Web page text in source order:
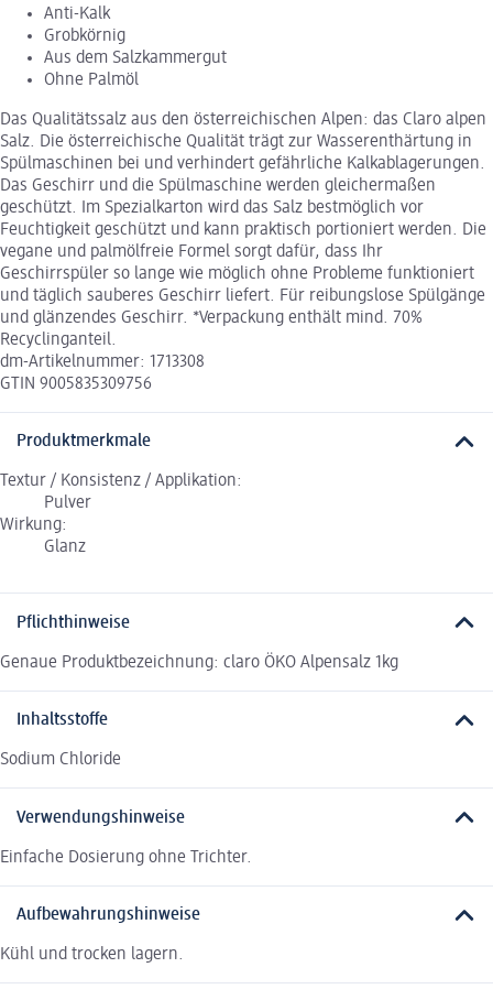
Anti-Kalk
Grobkörnig
Aus dem Salzkammergut
Ohne Palmöl
Das Qualitätssalz aus den österreichischen Alpen: das Claro alpen
Salz. Die österreichische Qualität trägt zur Wasserenthärtung in
Spülmaschinen bei und verhindert gefährliche Kalkablagerungen.
Das Geschirr und die Spülmaschine werden gleichermaßen
geschützt. Im Spezialkarton wird das Salz bestmöglich vor
Feuchtigkeit geschützt und kann praktisch portioniert werden. Die
vegane und palmölfreie Formel sorgt dafür, dass Ihr
Geschirrspüler so lange wie möglich ohne Probleme funktioniert
und täglich sauberes Geschirr liefert. Für reibungslose Spülgänge
und glänzendes Geschirr. *Verpackung enthält mind. 70%
Recyclinganteil.
dm-Artikelnummer: 1713308
GTIN 9005835309756
Produktmerkmale
Textur / Konsistenz / Applikation:
Pulver
Wirkung:
Glanz
Pflichthinweise
Genaue Produktbezeichnung: claro ÖKO Alpensalz 1kg
Inhaltsstoffe
Sodium Chloride
Verwendungshinweise
Einfache Dosierung ohne Trichter.
Aufbewahrungshinweise
Kühl und trocken lagern.